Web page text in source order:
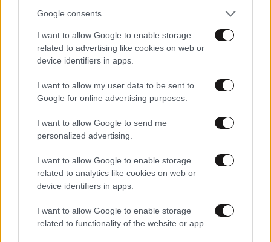
Google consents
I want to allow Google to enable storage
related to advertising like cookies on web or
device identifiers in apps.
I want to allow my user data to be sent to
Google for online advertising purposes.
I want to allow Google to send me
personalized advertising.
I want to allow Google to enable storage
related to analytics like cookies on web or
device identifiers in apps.
I want to allow Google to enable storage
related to functionality of the website or app.
που φέρεται να βρίσκεται πίσω του – Τι ορίζει ο
όρος Greek Mafia